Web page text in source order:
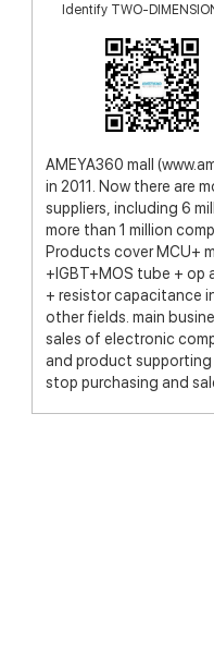
Identify TWO-
AMEYA360 mall
in 2011. Now there are
suppliers, including 6
more than 1 million
Products cover MCU+
+IGBT+MOS tube + op
+ resistor capacitance
other fields. main
sales of electronic
and product
stop purchasing and